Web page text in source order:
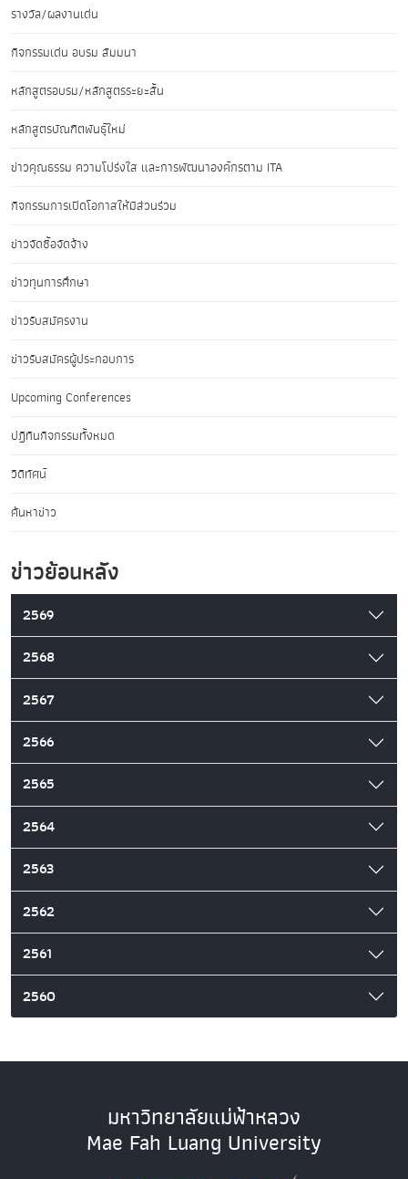
รางวัล/ผลงานเด่น
กิจกรรมเด่น อบรม สัมมนา
หลักสูตรอบรม/หลักสูตรระยะสั้น
หลักสูตรบัณฑิตพันธุ์ใหม่
ข่าวคุณธรรม ความโปร่งใส และการพัฒนาองค์กรตาม ITA
กิจกรรมการเปิดโอกาสให้มีส่วนร่วม
ข่าวจัดซื้อจัดจ้าง
ข่าวทุนการศึกษา
ข่าวรับสมัครงาน
ข่าวรับสมัครผู้ประกอบการ
Upcoming Conferences
ปฏิทินกิจกรรมทั้งหมด
วิดีทัศน์
ค้นหาข่าว
ข่าวย้อนหลัง
2569
2568
2567
2566
2565
2564
2563
2562
2561
2560
มหาวิทยาลัยแม่ฟ้าหลวง
Mae Fah Luang University